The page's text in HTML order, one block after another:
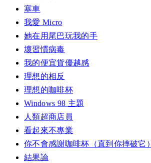
塞車
我愛 Micro
她在用尾巴玩我的手
壞習慣病毒
我的便宜貨優越感
理想的相反
理想的咖啡杯
Windows 98 主題
人類超商店員
看起來不專業
你不會感謝咖啡杯（直到你摔破它）
結果論